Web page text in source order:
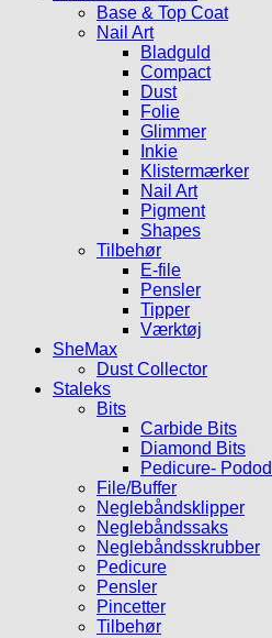
Base & Top Coat
Nail Art
Bladguld
Compact
Dust
Folie
Glimmer
Inkie
Klistermærker
Nail Art
Pigment
Shapes
Tilbehør
E-file
Pensler
Tipper
Værktøj
SheMax
Dust Collector
Staleks
Bits
Carbide Bits
Diamond Bits
Pedicure-
File/Buffer
Neglebåndsklipper
Neglebåndssaks
Neglebåndsskrubber
Pedicure
Pensler
Pincetter
Tilbehør